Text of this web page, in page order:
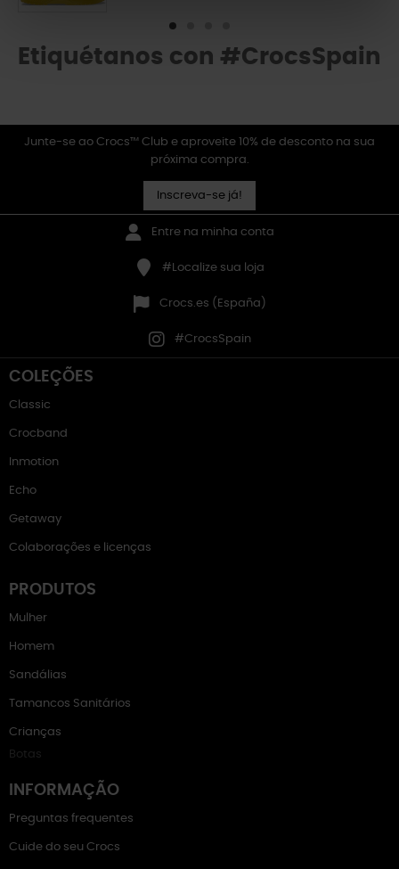
Etiquétanos con #CrocsSpain
Junte-se ao Crocs™ Club e aproveite 10% de desconto na sua
próxima compra.
Inscreva-se já!
Entre na minha conta
#Localize sua loja
Crocs.es (España)
#CrocsSpain
COLEÇÕES
Classic
Crocband
Inmotion
Echo
Getaway
Colaborações e licenças
PRODUTOS
Mulher
Homem
Sandálias
Tamancos Sanitários
Crianças
Botas
INFORMAÇÃO
Preguntas frequentes
Cuide do seu Crocs